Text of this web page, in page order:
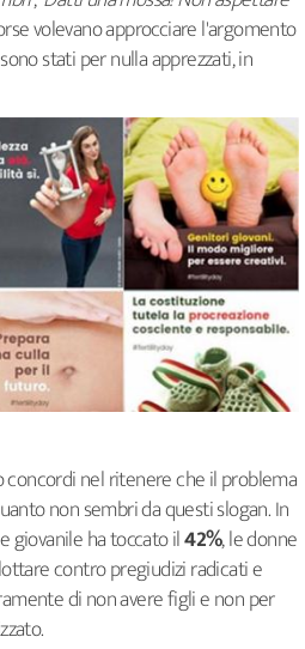
volevano approcciare l'argomento
stati per nulla apprezzati, in
nel ritenere che il problema
non sembri da questi slogan. In
giovanile ha toccato il42%, le donne
contro pregiudizi radicati e
di non avere figli e non per